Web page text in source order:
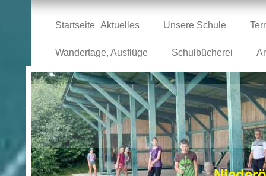
Startseite_Aktuelles Unsere Schule
Wandertage, Ausflüge Schulbücherei